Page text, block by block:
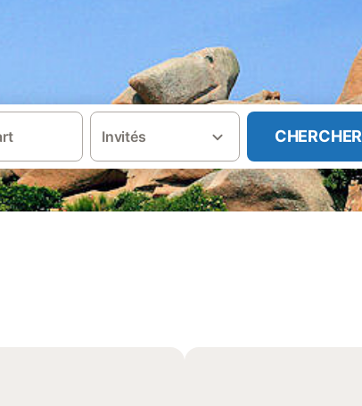
Invités CHERCHER